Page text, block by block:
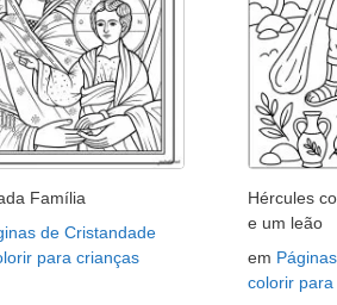
Família
de Cristandade
para crianças
Hércules
e um leão
em
colorir